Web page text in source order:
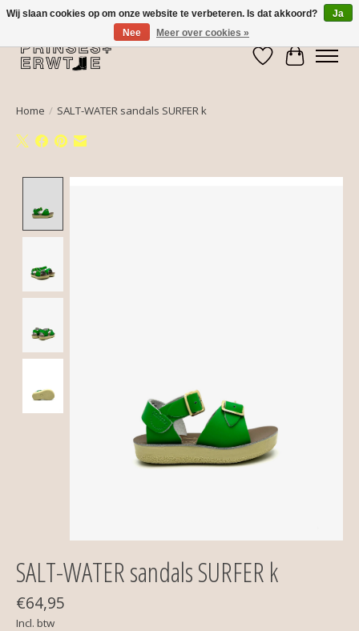
Verlanglijst
Home / SALT-WATER sandals SURFER k
SALT-WATER sandals SURFER k
€64,95
Incl. btw
Wij slaan cookies op om onze website te verbeteren. Is dat akkoord?
Ja
Nee
Meer over cookies »